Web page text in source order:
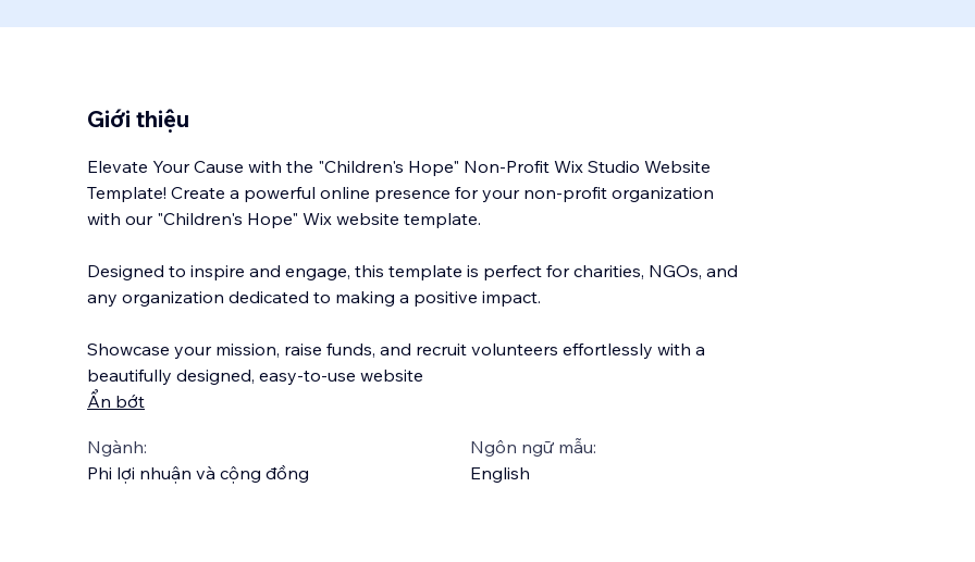
Giới thiệu
Elevate Your Cause with the "Children's Hope" Non-Profit Wix Studio Website
Template! Create a powerful online presence for your non-profit organization
with our "Children's Hope" Wix website template.
Designed to inspire and engage, this template is perfect for charities, NGOs, and
any organization dedicated to making a positive impact.
Showcase your mission, raise funds, and recruit volunteers effortlessly with a
beautifully designed, easy-to-use website
Ẩn bớt
Ngành:
Phi lợi nhuận và cộng đồng
Ngôn ngữ mẫu:
English